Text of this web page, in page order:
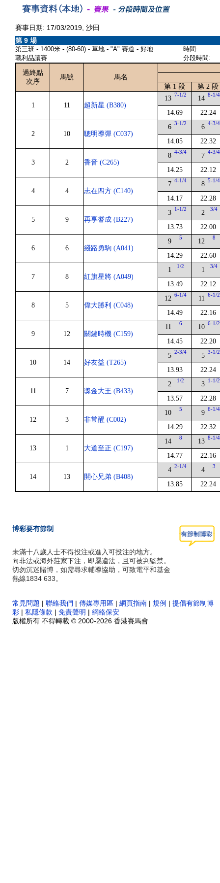
賽事日期: 17/03/2019, 沙田
第 9 場
第三班 - 1400米 - (80-60) - 草地 - "A" 賽道 - 好地
戰利品讓賽
時間:
分段時間:
過終點
次序
馬號
馬名
第 1 段
第 2 段
1 11 超新星 (B380)
13 7-1/2
14.69
14 8-1/4
22.24
2 10 聰明導彈 (C037)
6 3-1/2
14.05
6 4-3/4
22.32
3 2 香音 (C265)
8 4-3/4
14.25
7 4-3/4
22.12
4 4 志在四方 (C140)
7 4-1/4
14.17
8 5-1/4
22.28
5 9 再享耆成 (B227)
3 1-1/2
13.73
2 3/4
22.00
6 6 綫路勇駒 (A041)
9 5
14.29
12 8
22.60
7 8 紅旗星將 (A049)
1 1/2
13.49
1 3/4
22.12
8 5 偉大勝利 (C048)
12 6-1/4
14.49
11 6-1/2
22.16
9 12 關鍵時機 (C159)
11 6
14.45
10 6-1/2
22.20
10 14 好友益 (T265)
5 2-3/4
13.93
5 3-1/2
22.24
11 7 獎金大王 (B433)
2 1/2
13.57
3 1-1/2
22.28
12 3 非常醒 (C002)
10 5
14.29
9 6-1/4
22.32
13 1 大道至正 (C197)
14 8
14.77
13 8-1/4
22.16
14 13 開心兄弟 (B408)
4 2-1/4
13.85
4 3
22.24
博彩要有節制
未滿十八歲人士不得投注或進入可投注的地方。
向非法或海外莊家下注，即屬違法，且可被判監禁。
切勿沉迷賭博，如需尋求輔導協助，可致電平和基金
熱線1834 633。
常見問題 | 聯絡我們 | 傳媒專用區 | 網頁指南 | 規例 | 提倡有節制博
彩 | 私隱條款 | 免責聲明 | 網絡保安
版權所有 不得轉載 © 2000-2026 香港賽馬會